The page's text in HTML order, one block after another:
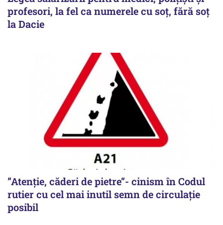
profesori, la fel ca numerele cu soț, fără soț
la Dacie
”Atenție, căderi de pietre”- cinism în Codul
rutier cu cel mai inutil semn de circulație
posibil